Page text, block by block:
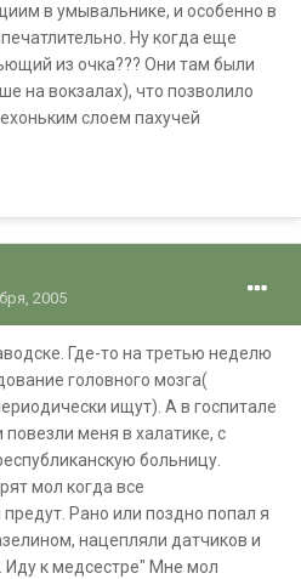
в умывальнике, и особенно в
Ну когда еще
из очка??? Они там были
на вокзалах), что позволило
слоем пахучей
2005
Где-то на третью неделю
головного мозга(
ищут). А в госпитале
повезли меня в халатике, с
больницу.
мол когда все
Рано или поздно попал я
нацепляли датчиков и
Иду к медсестре" Мне мол